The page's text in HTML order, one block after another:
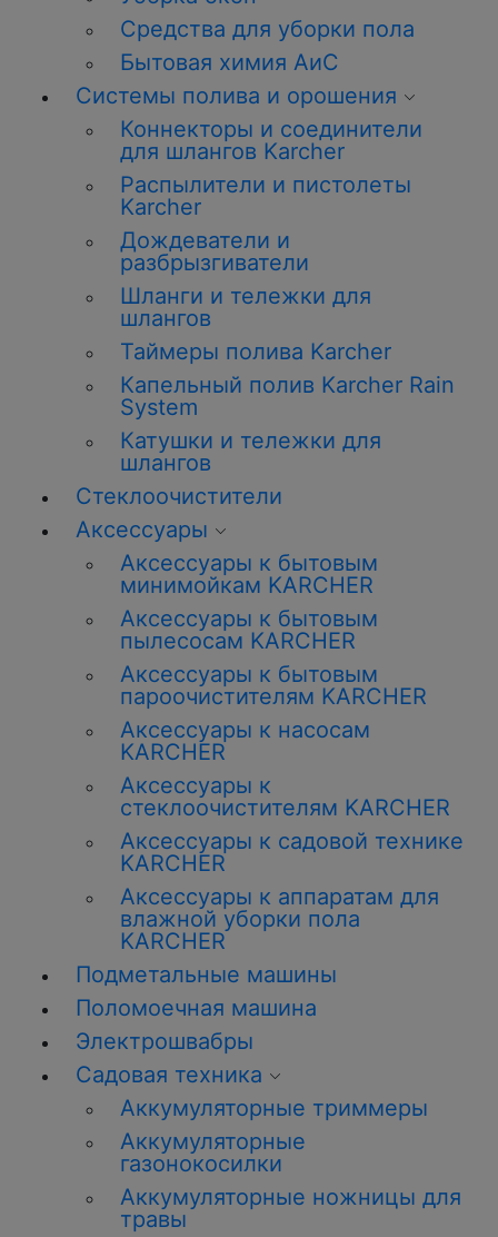
Средства для уборки пола
Бытовая химия АиС
Системы полива и орошения
Коннекторы и соединители
для шлангов Karcher
Распылители и пистолеты
Karcher
Дождеватели и
разбрызгиватели
Шланги и тележки для
шлангов
Таймеры полива Karcher
Капельный полив Karcher Rain
System
Катушки и тележки для
шлангов
Стеклоочистители
Аксессуары
Аксессуары к бытовым
минимойкам KARCHER
Аксессуары к бытовым
пылесосам KARCHER
Аксессуары к бытовым
пароочистителям KARCHER
Аксессуары к насосам
KARCHER
Аксессуары к
стеклоочистителям KARCHER
Аксессуары к садовой технике
KARCHER
Аксессуары к аппаратам для
влажной уборки пола
KARCHER
Подметальные машины
Поломоечная машина
Электрошвабры
Садовая техника
Аккумуляторные триммеры
Аккумуляторные
газонокосилки
Аккумуляторные ножницы для
травы